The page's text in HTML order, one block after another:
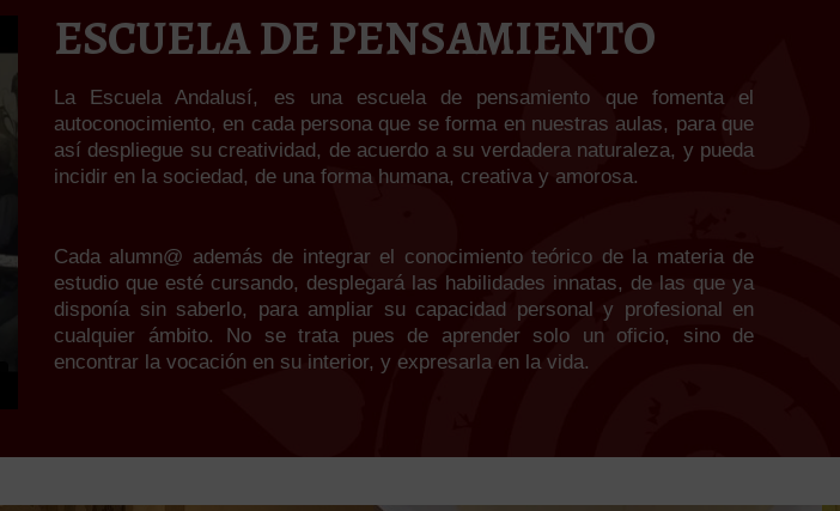
ESCUELA DE PENSAMIENTO
La Escuela Andalusí, es una escuela de pensamiento que fomenta el
autoconocimiento, en cada persona que se forma en nuestras aulas, para que
así despliegue su creatividad, de acuerdo a su verdadera naturaleza, y pueda
incidir en la sociedad, de una forma humana, creativa y amorosa.
Cada alumn@ además de integrar el conocimiento teórico de la materia de
estudio que esté cursando, desplegará las habilidades innatas, de las que ya
disponía sin saberlo, para ampliar su capacidad personal y profesional en
cualquier ámbito. No se trata pues de aprender solo un oficio, sino de
encontrar la vocación en su interior, y expresarla en la vida.